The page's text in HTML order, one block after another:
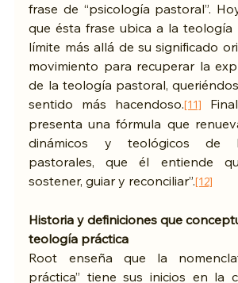
frase de “psicología pastoral”.
que ésta frase ubica a la
límite más allá de su significado
movimiento para recuperar la
de la teología pastoral,
sentido más hacendoso.[11]
presenta una fórmula que
dinámicos y teológicos de
pastorales, que él entiende
sostener, guiar y reconciliar”.[12]
Historia y definiciones que
teología práctica
Root enseña que la
práctica” tiene sus inicios en la